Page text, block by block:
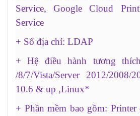
Service, Google Cloud
Service
+ Sổ địa chỉ: LDAP
+ Hệ điều hành tương
/8/7/Vista/Server 2012/
10.6 & up ,Linux*
+ Phần mềm bao gồm: